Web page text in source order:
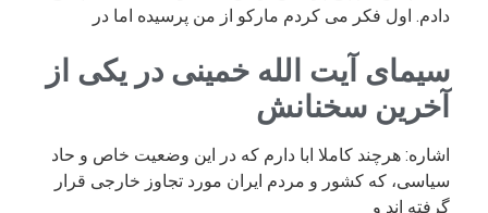
دادم. اول فکر می کردم مارکو از من پرسیده اما در
سیمای آیت الله خمینی در یکی از
آخرین سخنانش
اشاره: هرچند کاملا ابا دارم که در این وضعیت خاص و حاد
سیاسی، که کشور و مردم ایران مورد تجاوز خارجی قرار
گرفته اند و